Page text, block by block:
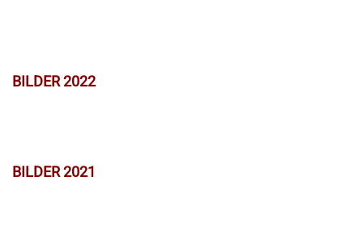
BILDER 2022
BILDER 2021